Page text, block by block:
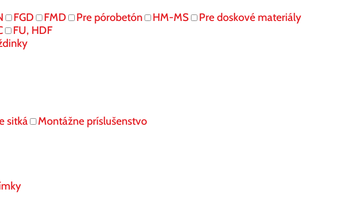
FGD FMD Pre pórobetón HM-MS
Pre doskové materiály
FU, HDF
sitká
Montážne príslušenstvo